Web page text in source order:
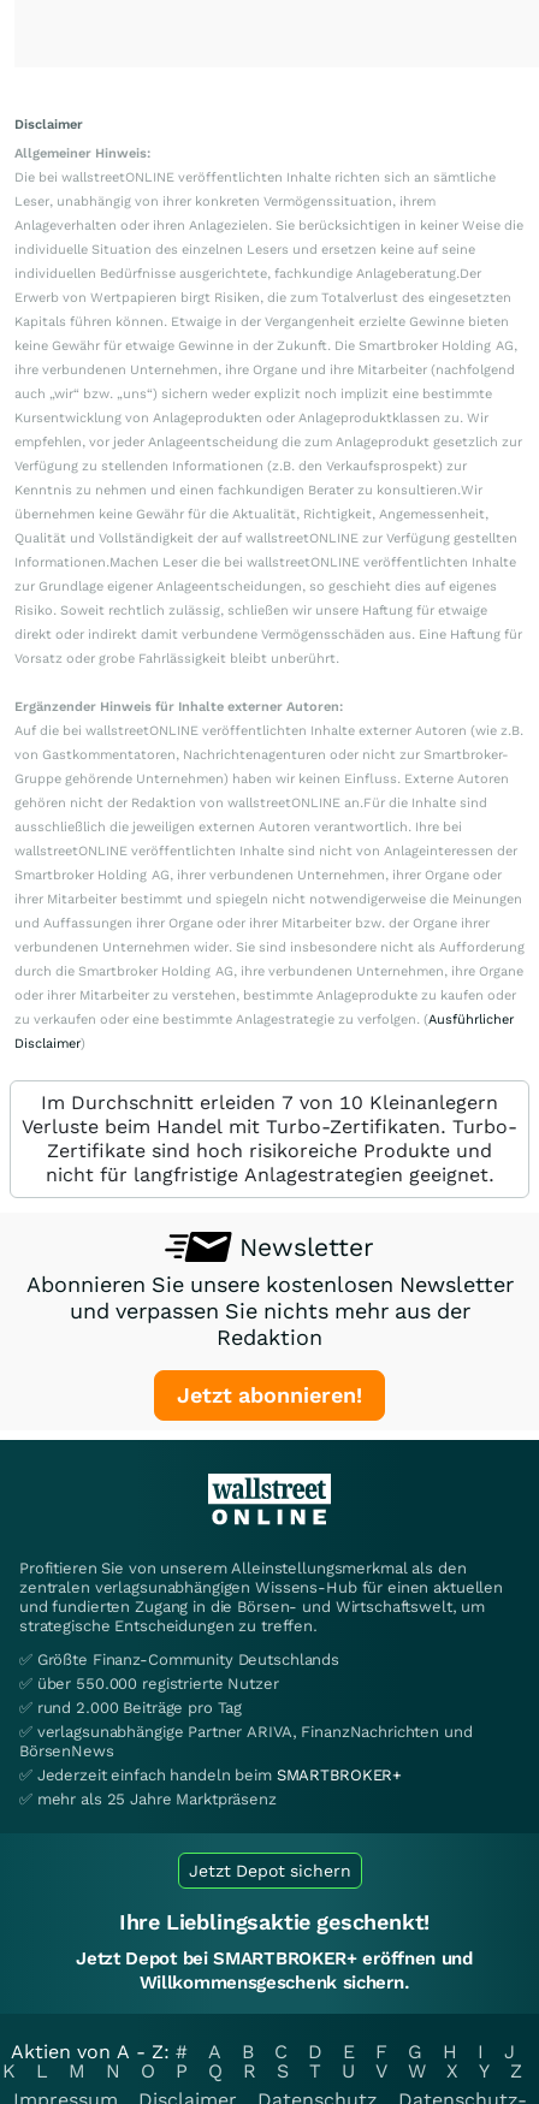
Disclaimer
Allgemeiner Hinweis:
Die bei wallstreetONLINE veröffentlichten Inhalte richten sich an sämtliche
Leser, unabhängig von ihrer konkreten Vermögenssituation, ihrem
Anlageverhalten oder ihren Anlagezielen. Sie berücksichtigen in keiner Weise die
individuelle Situation des einzelnen Lesers und ersetzen keine auf seine
individuellen Bedürfnisse ausgerichtete, fachkundige Anlageberatung.Der
Erwerb von Wertpapieren birgt Risiken, die zum Totalverlust des eingesetzten
Kapitals führen können. Etwaige in der Vergangenheit erzielte Gewinne bieten
keine Gewähr für etwaige Gewinne in der Zukunft. Die Smartbroker Holding AG,
ihre verbundenen Unternehmen, ihre Organe und ihre Mitarbeiter (nachfolgend
auch „wir“ bzw. „uns“) sichern weder explizit noch implizit eine bestimmte
Kursentwicklung von Anlageprodukten oder Anlageproduktklassen zu. Wir
empfehlen, vor jeder Anlageentscheidung die zum Anlageprodukt gesetzlich zur
Verfügung zu stellenden Informationen (z.B. den Verkaufsprospekt) zur
Kenntnis zu nehmen und einen fachkundigen Berater zu konsultieren.Wir
übernehmen keine Gewähr für die Aktualität, Richtigkeit, Angemessenheit,
Qualität und Vollständigkeit der auf wallstreetONLINE zur Verfügung gestellten
Informationen.Machen Leser die bei wallstreetONLINE veröffentlichten Inhalte
zur Grundlage eigener Anlageentscheidungen, so geschieht dies auf eigenes
Risiko. Soweit rechtlich zulässig, schließen wir unsere Haftung für etwaige
direkt oder indirekt damit verbundene Vermögensschäden aus. Eine Haftung für
Vorsatz oder grobe Fahrlässigkeit bleibt unberührt.
Ergänzender Hinweis für Inhalte externer Autoren:
Auf die bei wallstreetONLINE veröffentlichten Inhalte externer Autoren (wie z.B.
von Gastkommentatoren, Nachrichtenagenturen oder nicht zur Smartbroker-
Gruppe gehörende Unternehmen) haben wir keinen Einfluss. Externe Autoren
gehören nicht der Redaktion von wallstreetONLINE an.Für die Inhalte sind
ausschließlich die jeweiligen externen Autoren verantwortlich. Ihre bei
wallstreetONLINE veröffentlichten Inhalte sind nicht von Anlageinteressen der
Smartbroker Holding AG, ihrer verbundenen Unternehmen, ihrer Organe oder
ihrer Mitarbeiter bestimmt und spiegeln nicht notwendigerweise die Meinungen
und Auffassungen ihrer Organe oder ihrer Mitarbeiter bzw. der Organe ihrer
verbundenen Unternehmen wider. Sie sind insbesondere nicht als Aufforderung
durch die Smartbroker Holding AG, ihre verbundenen Unternehmen, ihre Organe
oder ihrer Mitarbeiter zu verstehen, bestimmte Anlageprodukte zu kaufen oder
zu verkaufen oder eine bestimmte Anlagestrategie zu verfolgen. (Ausführlicher
Disclaimer)
Im Durchschnitt erleiden 7 von 10 Kleinanlegern
Verluste beim Handel mit Turbo-Zertifikaten. Turbo-
Zertifikate sind hoch risikoreiche Produkte und
nicht für langfristige Anlagestrategien geeignet.
Newsletter
Abonnieren Sie unsere kostenlosen Newsletter
und verpassen Sie nichts mehr aus der
Redaktion
Jetzt abonnieren!
Profitieren Sie von unserem Alleinstellungsmerkmal als den
zentralen verlagsunabhängigen Wissens-Hub für einen aktuellen
und fundierten Zugang in die Börsen- und Wirtschaftswelt, um
strategische Entscheidungen zu treffen.
✅ Größte Finanz-Community Deutschlands
✅ über 550.000 registrierte Nutzer
✅ rund 2.000 Beiträge pro Tag
✅ verlagsunabhängige Partner ARIVA, FinanzNachrichten und
BörsenNews
✅ Jederzeit einfach handeln beim SMARTBROKER+
✅ mehr als 25 Jahre Marktpräsenz
Jetzt Depot sichern
Ihre Lieblingsaktie geschenkt!
Jetzt Depot bei SMARTBROKER+ eröffnen und
Willkommensgeschenk sichern.
Aktien von A - Z: # A B C D E F G H I
J
K
L M N O P Q R S T U V W X Y
Z